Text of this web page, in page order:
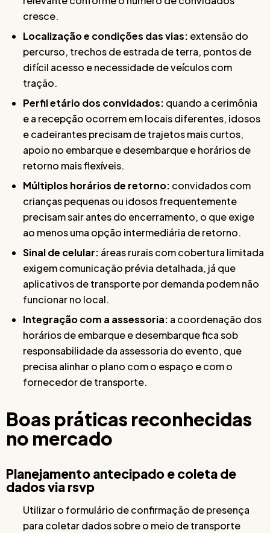
cresce.
Localização e condições das vias: extensão do
percurso, trechos de estrada de terra, pontos de
difícil acesso e necessidade de veículos com
tração.
Perfil etário dos convidados: quando a cerimônia
e a recepção ocorrem em locais diferentes, idosos
e cadeirantes precisam de trajetos mais curtos,
apoio no embarque e desembarque e horários de
retorno mais flexíveis.
Múltiplos horários de retorno: convidados com
crianças pequenas ou idosos frequentemente
precisam sair antes do encerramento, o que exige
ao menos uma opção intermediária de retorno.
Sinal de celular: áreas rurais com cobertura limitada
exigem comunicação prévia detalhada, já que
aplicativos de transporte por demanda podem não
funcionar no local.
Integração com a assessoria: a coordenação dos
horários de embarque e desembarque fica sob
responsabilidade da assessoria do evento, que
precisa alinhar o plano com o espaço e com o
fornecedor de transporte.
Boas práticas reconhecidas
no mercado
Planejamento antecipado e coleta de
dados via rsvp
Utilizar o formulário de confirmação de presença
para coletar dados sobre o meio de transporte